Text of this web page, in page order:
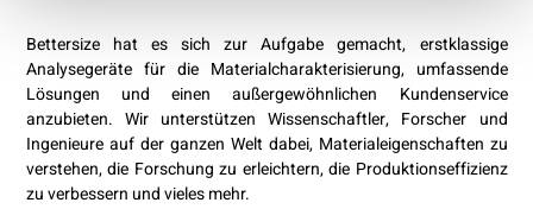
Bettersize hat es sich zur Aufgabe gemacht, erstklassige
Analysegeräte für die Materialcharakterisierung, umfassende
Lösungen und einen außergewöhnlichen Kundenservice
anzubieten. Wir unterstützen Wissenschaftler, Forscher und
Ingenieure auf der ganzen Welt dabei, Materialeigenschaften zu
verstehen, die Forschung zu erleichtern, die Produktionseffizienz
zu verbessern und vieles mehr.